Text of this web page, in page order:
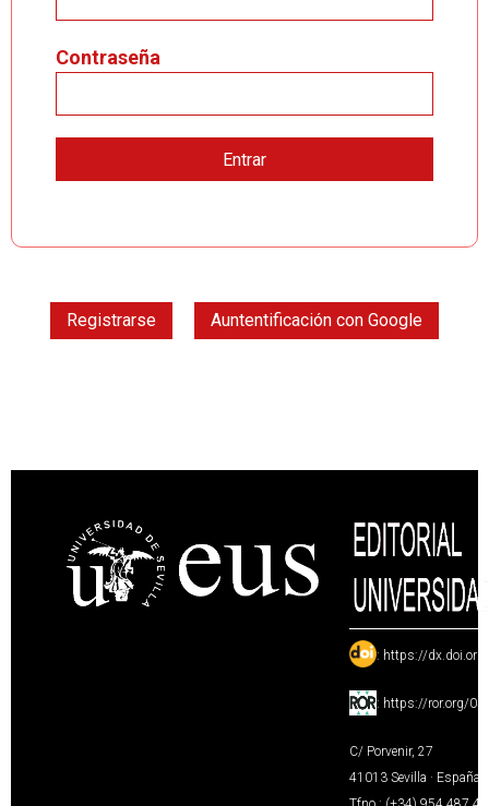
Contraseña
Registrarse Auntentificación con Google
: https://
: https://ror.org/
C/ Porvenir, 27
41013 Sevilla · España